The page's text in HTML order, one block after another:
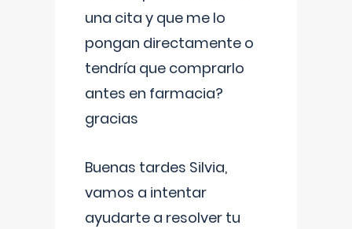
una cita y que me lo
pongan directamente o
tendría que comprarlo
antes en farmacia?
gracias
Buenas tardes Silvia,
vamos a intentar
ayudarte a resolver tu